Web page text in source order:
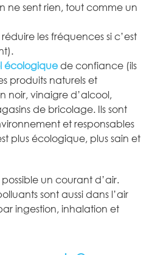
ne sent rien, tout comme un
les fréquences si c’est
écologiquede confiance (ils
produits naturels et
noir, vinaigre d’alcool,
de bricolage. Ils sont
et responsables
plus écologique, plus sain et
un courant d’air.
sont aussi dans l’air
ingestion, inhalation et